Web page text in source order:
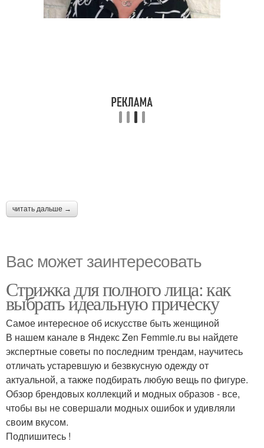
читать дальше →
Вас может заинтересовать
Стрижка для полного лица: как
выбрать идеальную прическу
Самое интересное об искусстве быть женщиной
В нашем канале в Яндекс Zen Femmie.ru вы найдете
экспертные советы по последним трендам, научитесь
отличать устаревшую и безвкусную одежду от
актуальной, а также подбирать любую вещь по фигуре.
Обзор брендовых коллекций и модных образов - все,
чтобы вы не совершали модных ошибок и удивляли
своим вкусом.
Подпишитесь !